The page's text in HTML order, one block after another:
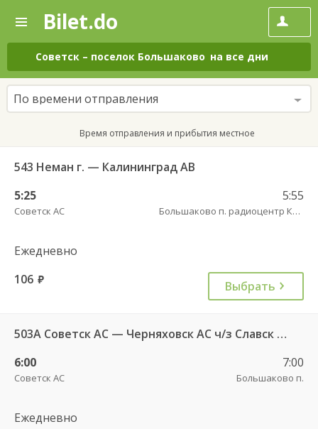
—
Поиск
и
покупка
билетов
на
автобус
онлайн
Bilet.do
Советск – поселок Большаково на все дни
По времени отправления
Время отправления и прибытия местное
543 Неман г. — Калининград АВ
5:25
Советск АС
5:55
Большаково п. радиоцентр Краснознаменское
Ежедневно
106 руб. Выбрать
503А Советск АС — Черняховск АС ч/з Славск КДП, Большаково п.
6:00
Советск АС
7:00
Большаково п.
Ежедневно